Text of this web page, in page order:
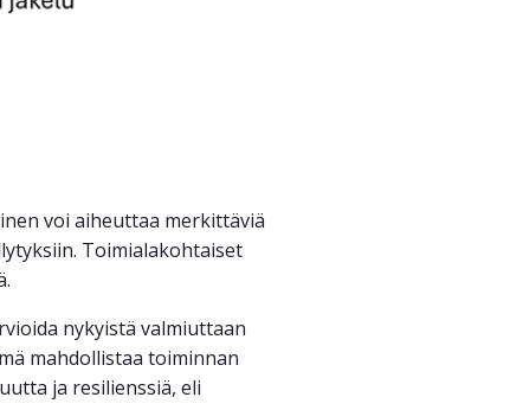
voi aiheuttaa merkittäviä
Toimialakohtaiset
nykyistä valmiuttaan
mahdollistaa toiminnan
ja resilienssiä, eli